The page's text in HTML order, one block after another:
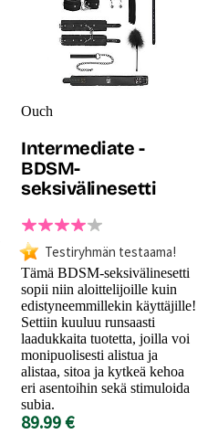
Ouch
Intermediate -
BDSM-
seksivälinesetti
Testiryhmän testaama!
Tämä BDSM-seksivälinesetti
sopii niin aloittelijoille kuin
edistyneemmillekin käyttäjille!
Settiin kuuluu runsaasti
laadukkaita tuotetta, joilla voi
monipuolisesti alistua ja
alistaa, sitoa ja kytkeä kehoa
eri asentoihin sekä stimuloida
subia.
89.99 €